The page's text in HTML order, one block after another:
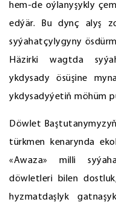
hem-de oýlanyşykly
edýär. Bu dynç alyş
syýahatçylygyny
Häzirki wagtda
ykdysady ösüşine
ykdysadyýetiň möhüm
Döwlet
türkmen kenarynda
«Awaza» milli
döwletleri bilen
hyzmatdaşlyk